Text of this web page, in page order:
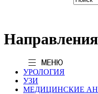
Направления
УРОЛОГИЯ
УЗИ
МЕДИЦИНСКИЕ